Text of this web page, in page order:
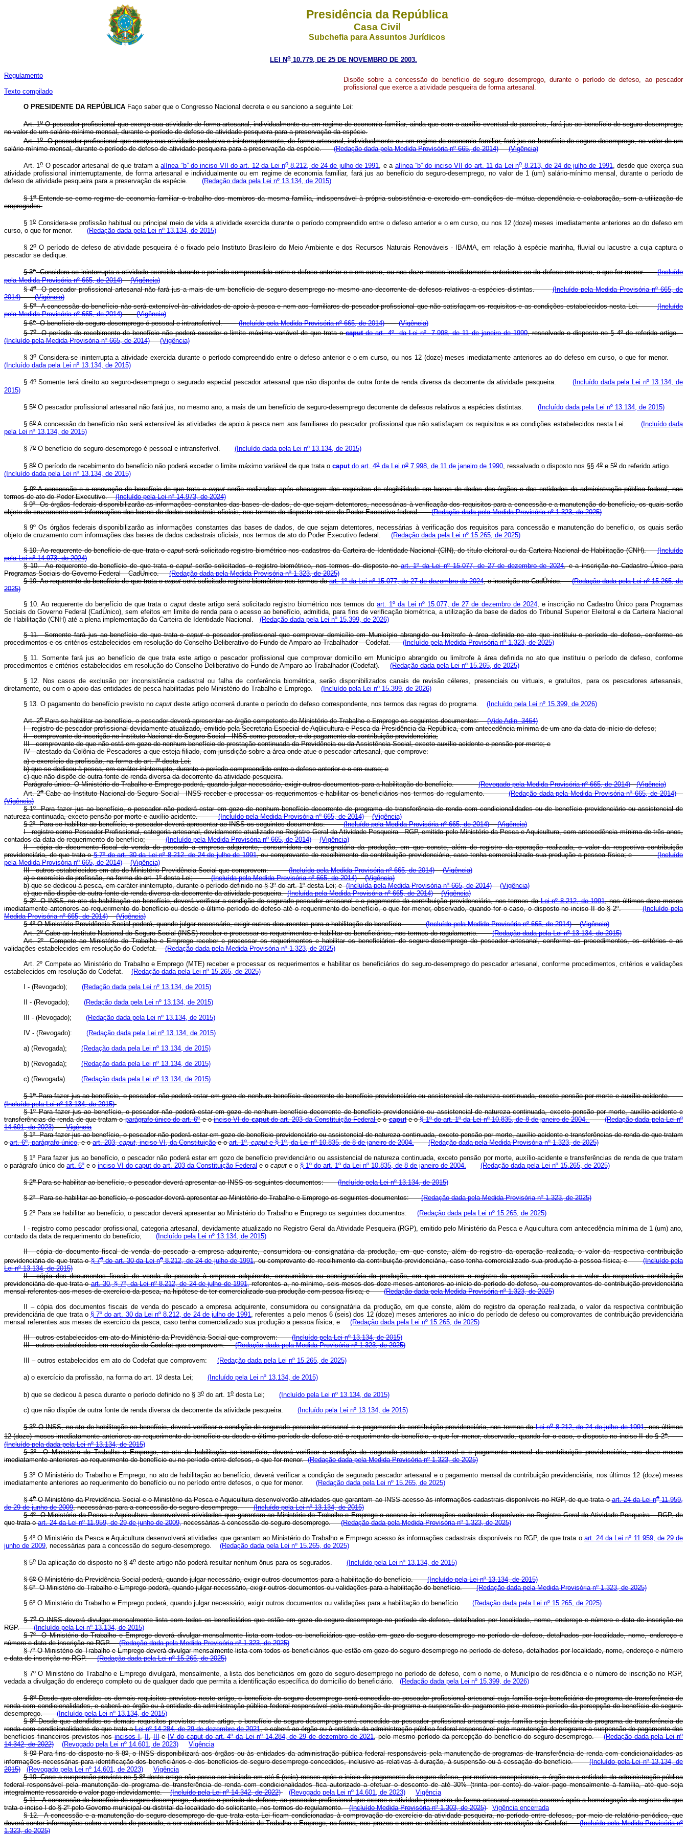
Presidência da República
Casa Civil
Subchefia para Assuntos Jurídicos
LEI No 10.779, DE 25 DE NOVEMBRO DE 2003.
Regulamento
Texto compilado
Dispõe sobre a concessão do benefício de seguro desemprego, durante o período de defeso, ao pescador
profissional que exerce a atividade pesqueira de forma artesanal.
O PRESIDENTE DA REPÚBLICA Faço saber que o Congresso Nacional decreta e eu sanciono a seguinte Lei:
Art. 1oO pescador profissional que exerça sua atividade de forma artesanal, individualmente ou em regime de economia familiar, ainda que com o auxílio eventual de parceiros, fará jus ao benefício de seguro-desemprego,
no valor de um salário-mínimo mensal, durante o período de defeso de atividade pesqueira para a preservação da espécie.
Art. 1oO pescador profissional que exerça sua atividade exclusiva e ininterruptamente, de forma artesanal, individualmente ou em regime de economia familiar, fará jus ao benefício de seguro-desemprego, no valor de um
salário-mínimo mensal, durante o período de defeso de atividade pesqueira para a preservação da espécie.(Redação dada pela Medida Provisória nº 665, de 2014) (Vigência)
Art. 1oO pescador artesanal de que tratam aalínea “b” do inciso VII do art. 12 da Lei no8.212, de 24 de julho de 1991, e a alínea “b” do inciso VII do art. 11 da Lei no8.213, de 24 de julho de 1991, desde que exerça sua
atividade profissional ininterruptamente, de forma artesanal e individualmente ou em regime de economia familiar, fará jus ao benefício do seguro-desemprego, no valor de 1 (um) salário-mínimo mensal, durante o período de
defeso de atividade pesqueira para a preservação da espécie. (Redação dada pela Lei nº 13.134, de 2015)
§ 1oEntende-se como regime de economia familiar o trabalho dos membros da mesma família, indispensável à própria subsistência e exercido em condições de mútua dependência e colaboração, sem a utilização de
empregados.
§ 1oConsidera-se profissão habitual ou principal meio de vida a atividade exercida durante o período compreendido entre o defeso anterior e o em curso, ou nos 12 (doze) meses imediatamente anteriores ao do defeso em
curso, o que for menor. (Redação dada pela Lei nº 13.134, de 2015)
§ 2oO período de defeso de atividade pesqueira é o fixado pelo Instituto Brasileiro do Meio Ambiente e dos Recursos Naturais Renováveis - IBAMA, em relação à espécie marinha, fluvial ou lacustre a cuja captura o
pescador se dedique.
§ 3oConsidera-se ininterrupta a atividade exercida durante o período compreendido entre o defeso anterior e o em curso, ou nos doze meses imediatamente anteriores ao do defeso em curso, o que for menor.(Incluído
pela Medida Provisória nº 665, de 2014)
(Vigência)
§ 4oO pescador profissional artesanal não fará jus a mais de um benefício de seguro-desemprego no mesmo ano decorrente de defesos relativos a espécies distintas.(Incluído pela Medida Provisória nº 665, de
2014)
(Vigência)
§ 5oA concessão do benefício não será extensível às atividades de apoio à pesca e nem aos familiares do pescador profissional que não satisfaçam os requisitos e as condições estabelecidos nesta Lei.(Incluído
pela Medida Provisória nº 665, de 2014)
(Vigência)
§ 6oO benefício do seguro-desemprego é pessoal e intransferível.(Incluído pela Medida Provisória nº 665, de 2014)
(Vigência)
§ 7oO período de recebimento do benefício não poderá exceder o limite máximo variável de que trata ocaputdo art. 4ºda Lei nº7.998, de 11 de janeiro de 1990,ressalvado o disposto no § 4ºdo referido artigo.
(Incluído pela Medida Provisória nº 665, de 2014)
(Vigência)
§ 3oConsidera-se ininterrupta a atividade exercida durante o período compreendido entre o defeso anterior e o em curso, ou nos 12 (doze) meses imediatamente anteriores ao do defeso em curso, o que for menor.
(Incluído dada pela Lei nº 13.134, de 2015)
§ 4oSomente terá direito ao seguro-desemprego o segurado especial pescador artesanal que não disponha de outra fonte de renda diversa da decorrente da atividade pesqueira.(Incluído dada pela Lei nº 13.134, de
2015)
§ 5o O pescador profissional artesanal não fará jus, no mesmo ano, a mais de um benefício de seguro-desemprego decorrente de defesos relativos a espécies distintas. (Incluído dada pela Lei nº 13.134, de 2015)
§ 6oA concessão do benefício não será extensível às atividades de apoio à pesca nem aos familiares do pescador profissional que não satisfaçam os requisitos e as condições estabelecidos nesta Lei. (Incluído dada
pela Lei nº 13.134, de 2015)
§ 7o O benefício do seguro-desemprego é pessoal e intransferível. (Incluído dada pela Lei nº 13.134, de 2015)
§ 8o O período de recebimento do benefício não poderá exceder o limite máximo variável de que trata ocaput do art. 4oda Lei no7.998, de 11 de janeiro de 1990, ressalvado o disposto nos §§ 4oe 5odo referido artigo.
(Incluído dada pela Lei nº 13.134, de 2015)
§ 9º A concessão e a renovação do benefício de que trata ocaputserão realizadas após checagem dos requisitos de elegibilidade em bases de dados dos órgãos e das entidades da administração pública federal, nos
termos de ato do Poder Executivo.(Incluído pela Lei nº 14.973, de 2024)
§ 9º Os órgãos federais disponibilizarão as informações constantes das bases de dados, de que sejam detentores, necessárias à verificação dos requisitos para a concessão e a manutenção do benefício, os quais serão
objeto de cruzamento com informações das bases de dados cadastrais oficiais, nos termos do disposto em ato do Poder Executivo federal.(Redação dada pela Medida Provisória nº 1.323, de 2025)
§ 9º Os órgãos federais disponibilizarão as informações constantes das bases de dados, de que sejam detentores, necessárias à verificação dos requisitos para concessão e manutenção do benefício, os quais serão
objeto de cruzamento com informações das bases de dados cadastrais oficiais, nos termos de ato do Poder Executivo federal. (Redação dada pela Lei nº 15.265, de 2025)
§ 10. Ao requerente do benefício de que trata ocaputserá solicitado registro biométrico nos cadastros da Carteira de Identidade Nacional (CIN), do título eleitoral ou da Carteira Nacional de Habilitação (CNH).(Incluído
pela Lei nº 14.973, de 2024)
§ 10. Ao requerente do benefício de que trata ocaputserão solicitados o registro biométrico, nos termos do disposto noart. 1º da Lei nº 15.077, de 27 de dezembro de 2024, e a inscrição no Cadastro Único para
Programas Sociais do Governo Federal – CadÚnico.(Redação dada pela Medida Provisória nº 1.323, de 2025)
§ 10. Ao requerente do benefício de que trata ocaputserá solicitado registro biométrico nos termos doart. 1º da Lei nº 15.077, de 27 de dezembro de 2024, e inscrição no CadÚnico.(Redação dada pela Lei nº 15.265, de
2025)
§ 10. Ao requerente do benefício de que trata o caputdeste artigo será solicitado registro biométrico nos termos doart. 1º da Lei nº 15.077, de 27 de dezembro de 2024, e inscrição no Cadastro Único para Programas
Sociais do Governo Federal (CadÚnico), sem efeitos em limite de renda para o acesso ao benefício, admitida, para fins de verificação biométrica, a utilização da base de dados do Tribunal Superior Eleitoral e da Carteira Nacional
de Habilitação (CNH) até a plena implementação da Carteira de Identidade Nacional.
(Redação dada pela Lei nº 15.399, de 2026)
§ 11. Somente fará jus ao benefício de que trata ocaputo pescador profissional que comprovar domicílio em Município abrangido ou limítrofe à área definida no ato que instituiu o período de defeso, conforme os
procedimentos e os critérios estabelecidos em resolução do Conselho Deliberativo do Fundo de Amparo ao Trabalhador – Codefat.(Incluído pela Medida Provisória nº 1.323, de 2025)
§ 11. Somente fará jus ao benefício de que trata este artigo o pescador profissional que comprovar domicílio em Município abrangido ou limítrofe à área definida no ato que instituiu o período de defeso, conforme
procedimentos e critérios estabelecidos em resolução do Conselho Deliberativo do Fundo de Amparo ao Trabalhador (Codefat). (Redação dada pela Lei nº 15.265, de 2025)
§ 12. Nos casos de exclusão por inconsistência cadastral ou falha de conferência biométrica, serão disponibilizados canais de revisão céleres, presenciais ou virtuais, e gratuitos, para os pescadores artesanais,
diretamente, ou com o apoio das entidades de pesca habilitadas pelo Ministério do Trabalho e Emprego.
(Incluído pela Lei nº 15.399, de 2026)
§ 13. O pagamento do benefício previsto no caputdeste artigo ocorrerá durante o período do defeso correspondente, nos termos das regras do programa. (Incluído pela Lei nº 15.399, de 2026)
Art. 2oPara se habilitar ao benefício, o pescador deverá apresentar ao órgão competente do Ministério do Trabalho e Emprego os seguintes documentos:(Vide Adin 3464)
I - registro de pescador profissional devidamente atualizado, emitido pela Secretaria Especial de Aqüicultura e Pesca da Presidência da República, com antecedência mínima de um ano da data do início do defeso;
II - comprovante de inscrição no Instituto Nacional do Seguro Social - INSS como pescador, e do pagamento da contribuição previdenciária;
III - comprovante de que não está em gozo de nenhum benefício de prestação continuada da Previdência ou da Assistência Social, exceto auxílio acidente e pensão por morte; e
IV - atestado da Colônia de Pescadores a que esteja filiado, com jurisdição sobre a área onde atue o pescador artesanal, que comprove:
a) o exercício da profissão, na forma do art. lodesta Lei;
b) que se dedicou à pesca, em caráter ininterrupto, durante o período compreendido entre o defeso anterior e o em curso; e
c) que não dispõe de outra fonte de renda diversa da decorrente da atividade pesqueira.
Parágrafo único. O Ministério do Trabalho e Emprego poderá, quando julgar necessário, exigir outros documentos para a habilitação do benefício.(Revogado pela Medida Provisória nº 665, de 2014)
(Vigência)
Art. 2oCabe ao Instituto Nacional do Seguro Social - INSS receber e processar os requerimentos e habilitar os beneficiários nos termos do regulamento.(Redação dada pela Medida Provisória nº 665, de 2014)
(Vigência)
§ 1ºPara fazer jus ao benefício, o pescador não poderá estar em gozo de nenhum benefício decorrente de programa de transferência de renda com condicionalidades ou de benefício previdenciário ou assistencial de
natureza continuada, exceto pensão por morte e auxílio-acidente.(Incluído pela Medida Provisória nº 665, de 2014)
(Vigência)
§ 2ºPara se habilitar ao benefício, o pescador deverá apresentar ao INSS os seguintes documentos:(Incluído pela Medida Provisória nº 665, de 2014)
(Vigência)
I - registro como Pescador Profissional, categoria artesanal, devidamente atualizado no Registro Geral da Atividade Pesqueira - RGP, emitido pelo Ministério da Pesca e Aquicultura, com antecedência mínima de três anos,
contados da data do requerimento do benefício;(Incluído pela Medida Provisória nº 665, de 2014)
(Vigência)
II - cópia do documento fiscal de venda do pescado a empresa adquirente, consumidora ou consignatária da produção, em que conste, além do registro da operação realizada, o valor da respectiva contribuição
previdenciária, de que trata o§ 7ºdo art. 30 da Lei nº8.212, de 24 de julho de 1991, ou comprovante do recolhimento da contribuição previdenciária, caso tenha comercializado sua produção a pessoa física; e(Incluído
pela Medida Provisória nº 665, de 2014)
(Vigência)
III - outros estabelecidos em ato do Ministério Previdência Social que comprovem:(Incluído pela Medida Provisória nº 665, de 2014)
(Vigência)
a) o exercício da profissão, na forma do art. 1ºdesta Lei;(Incluída pela Medida Provisória nº 665, de 2014)
(Vigência)
b) que se dedicou à pesca, em caráter ininterrupto, durante o período definido no § 3º do art. 1ºdesta Lei; e(Incluída pela Medida Provisória nº 665, de 2014)
(Vigência)
c) que não dispõe de outra fonte de renda diversa da decorrente da atividade pesqueira.(Incluída pela Medida Provisória nº 665, de 2014)
(Vigência)
§ 3ºO INSS, no ato da habilitação ao benefício, deverá verificar a condição de segurado pescador artesanal e o pagamento da contribuição previdenciária, nos termos daLei nº8.212, de 1991, nos últimos doze meses
imediatamente anteriores ao requerimento do benefício ou desde o último período de defeso até o requerimento do benefício, o que for menor, observado, quando for o caso, o disposto no inciso II do § 2º.(Incluído pela
Medida Provisória nº 665, de 2014)
(Vigência)
§ 4ºO Ministério Previdência Social poderá, quando julgar necessário, exigir outros documentos para a habilitação do benefício. (Incluído pela Medida Provisória nº 665, de 2014)
(Vigência)
Art. 2oCabe ao Instituto Nacional do Seguro Social (INSS) receber e processar os requerimentos e habilitar os beneficiários, nos termos do regulamento.(Redação dada pela Lei nº 13.134, de 2015)
Art. 2º Compete ao Ministério do Trabalho e Emprego receber e processar os requerimentos e habilitar os beneficiários do seguro-desemprego do pescador artesanal, conforme os procedimentos, os critérios e as
validações estabelecidos em resolução do Codefat.(Redação dada pela Medida Provisória nº 1.323, de 2025)
Art. 2º Compete ao Ministério do Trabalho e Emprego (MTE) receber e processar os requerimentos e habilitar os beneficiários do seguro-desemprego do pescador artesanal, conforme procedimentos, critérios e validações
estabelecidos em resolução do Codefat. (Redação dada pela Lei nº 15.265, de 2025)
I - (Revogado); (Redação dada pela Lei nº 13.134, de 2015)
II - (Revogado); (Redação dada pela Lei nº 13.134, de 2015)
III - (Revogado); (Redação dada pela Lei nº 13.134, de 2015)
IV - (Revogado): (Redação dada pela Lei nº 13.134, de 2015)
a) (Revogada); (Redação dada pela Lei nº 13.134, de 2015)
b) (Revogada); (Redação dada pela Lei nº 13.134, de 2015)
c) (Revogada). (Redação dada pela Lei nº 13.134, de 2015)
§ 1oPara fazer jus ao benefício, o pescador não poderá estar em gozo de nenhum benefício decorrente de benefício previdenciário ou assistencial de natureza continuada, exceto pensão por morte e auxílio-acidente.
(Incluído pela Lei nº 13.134, de 2015)
§ 1º Para fazer jus ao benefício, o pescador não poderá estar em gozo de nenhum benefício decorrente de benefício previdenciário ou assistencial de natureza continuada, exceto pensão por morte, auxílio-acidente e
transferências de renda de que tratam oparágrafo único do art. 6ºe oinciso VI docaputdo art. 203 da Constituição Federale ocapute o§ 1º do art. 1º da Lei nº 10.835, de 8 de janeiro de 2004.
(Redação dada pela Lei nº
14.601, de 2023)
Vigência
§ 1º Para fazer jus ao benefício, o pescador não poderá estar em gozo de benefício previdenciário ou assistencial de natureza continuada, exceto pensão por morte, auxílio-acidente e transferências de renda de que tratam
oart. 6º, parágrafo único, e oart. 203,caput, inciso VI, da Constituiçãoe oart. 1º,capute § 1º, da Lei nº 10.835, de 8 de janeiro de 2004.
(Redação dada pela Medida Provisória nº 1.323, de 2025)
§ 1º Para fazer jus ao benefício, o pescador não poderá estar em gozo de benefício previdenciário ou assistencial de natureza continuada, exceto pensão por morte, auxílio-acidente e transferências de renda de que tratam
o parágrafo único do art. 6º e o inciso VI do caput do art. 203 da Constituição Federal e o caput e o § 1º do art. 1º da Lei nº 10.835, de 8 de janeiro de 2004. (Redação dada pela Lei nº 15.265, de 2025)
§ 2oPara se habilitar ao benefício, o pescador deverá apresentar ao INSS os seguintes documentos:(Incluído pela Lei nº 13.134, de 2015)
§ 2º Para se habilitar ao benefício, o pescador deverá apresentar ao Ministério do Trabalho e Emprego os seguintes documentos:(Redação dada pela Medida Provisória nº 1.323, de 2025)
§ 2º Para se habilitar ao benefício, o pescador deverá apresentar ao Ministério do Trabalho e Emprego os seguintes documentos: (Redação dada pela Lei nº 15.265, de 2025)
I - registro como pescador profissional, categoria artesanal, devidamente atualizado no Registro Geral da Atividade Pesqueira (RGP), emitido pelo Ministério da Pesca e Aquicultura com antecedência mínima de 1 (um) ano,
contado da data de requerimento do benefício; (Incluído pela Lei nº 13.134, de 2015)
II - cópia do documento fiscal de venda do pescado a empresa adquirente, consumidora ou consignatária da produção, em que conste, além do registro da operação realizada, o valor da respectiva contribuição
previdenciária de que trata o§ 7odo art. 30 da Lei no8.212, de 24 de julho de 1991, ou comprovante de recolhimento da contribuição previdenciária, caso tenha comercializado sua produção a pessoa física; e(Incluído pela
Lei nº 13.134, de 2015)
II - cópia dos documentos fiscais de venda do pescado à empresa adquirente, consumidora ou consignatária da produção, em que constem o registro da operação realizada e o valor da respectiva contribuição
previdenciária de que trata oart. 30, § 7º, da Lei nº 8.212, de 24 de julho de 1991,referentes a, no mínimo, seis meses dos doze meses anteriores ao início do período de defeso, ou comprovantes de contribuição previdenciária
mensal referentes aos meses de exercício da pesca, na hipótese de ter comercializado sua produção com pessoa física; e(Redação dada pela Medida Provisória nº 1.323, de 2025)
II – cópia dos documentos fiscais de venda do pescado a empresa adquirente, consumidora ou consignatária da produção, em que conste, além do registro da operação realizada, o valor da respectiva contribuição
previdenciária de que trata o § 7º do art. 30 da Lei nº 8.212, de 24 de julho de 1991, referentes a pelo menos 6 (seis) dos 12 (doze) meses anteriores ao início do período de defeso ou comprovantes de contribuição previdenciária
mensal referentes aos meses de exercício da pesca, caso tenha comercializado sua produção a pessoa física; e (Redação dada pela Lei nº 15.265, de 2025)
III - outros estabelecidos em ato do Ministério da Previdência Social que comprovem:(Incluído pela Lei nº 13.134, de 2015)
III - outros estabelecidos em resolução do Codefat que comprovem:(Redação dada pela Medida Provisória nº 1.323, de 2025)
III – outros estabelecidos em ato do Codefat que comprovem: (Redação dada pela Lei nº 15.265, de 2025)
a) o exercício da profissão, na forma do art. 1o desta Lei; (Incluído pela Lei nº 13.134, de 2015)
b) que se dedicou à pesca durante o período definido no § 3o do art. 1 o desta Lei; (Incluído pela Lei nº 13.134, de 2015)
c) que não dispõe de outra fonte de renda diversa da decorrente da atividade pesqueira. (Incluído pela Lei nº 13.134, de 2015)
§ 3oO INSS, no ato de habilitação ao benefício, deverá verificar a condição de segurado pescador artesanal e o pagamento da contribuição previdenciária, nos termos daLei no8.212, de 24 de julho de 1991, nos últimos
12 (doze) meses imediatamente anteriores ao requerimento do benefício ou desde o último período de defeso até o requerimento do benefício, o que for menor, observado, quando for o caso, o disposto no inciso II do § 2o.
(Incluído pela dada pela Lei nº 13.134, de 2015)
§ 3º O Ministério do Trabalho e Emprego, no ato de habilitação ao benefício, deverá verificar a condição de segurado pescador artesanal e o pagamento mensal da contribuição previdenciária, nos doze meses
imediatamente anteriores ao requerimento do benefício ou no período entre defesos, o que for menor.(Redação dada pela Medida Provisória nº 1.323, de 2025)
§ 3º O Ministério do Trabalho e Emprego, no ato de habilitação ao benefício, deverá verificar a condição de segurado pescador artesanal e o pagamento mensal da contribuição previdenciária, nos últimos 12 (doze) meses
imediatamente anteriores ao requerimento do benefício ou no período entre defesos, o que for menor. (Redação dada pela Lei nº 15.265, de 2025)
§ 4oO Ministério da Previdência Social e o Ministério da Pesca e Aquicultura desenvolverão atividades que garantam ao INSS acesso às informações cadastrais disponíveis no RGP, de que trata oart. 24 da Lei no11.959,
de 29 de junho de 2009, necessárias para a concessão do seguro-desemprego.(Incluído pela Lei nº 13.134, de 2015)
§ 4º O Ministério da Pesca e Aquicultura desenvolverá atividades que garantam ao Ministério do Trabalho e Emprego o acesso às informações cadastrais disponíveis no Registro Geral da Atividade Pesqueira – RGP, de
que trata oart. 24 da Lei nº 11.959, de 29 de junho de 2009,necessárias à concessão do seguro-desemprego.(Redação dada pela Medida Provisória nº 1.323, de 2025)
§ 4º O Ministério da Pesca e Aquicultura desenvolverá atividades que garantam ao Ministério do Trabalho e Emprego acesso às informações cadastrais disponíveis no RGP, de que trata o art. 24 da Lei nº 11.959, de 29 de
junho de 2009 , necessárias para a concessão do seguro-desemprego. (Redação dada pela Lei nº 15.265, de 2025)
§ 5o Da aplicação do disposto no § 4o deste artigo não poderá resultar nenhum ônus para os segurados. (Incluído pela Lei nº 13.134, de 2015)
§ 6oO Ministério da Previdência Social poderá, quando julgar necessário, exigir outros documentos para a habilitação do benefício.(Incluído pela Lei nº 13.134, de 2015)
§ 6º O Ministério do Trabalho e Emprego poderá, quando julgar necessário, exigir outros documentos ou validações para a habilitação do benefício.(Redação dada pela Medida Provisória nº 1.323, de 2025)
§ 6º O Ministério do Trabalho e Emprego poderá, quando julgar necessário, exigir outros documentos ou validações para a habilitação do benefício. (Redação dada pela Lei nº 15.265, de 2025)
§ 7oO INSS deverá divulgar mensalmente lista com todos os beneficiários que estão em gozo do seguro-desemprego no período de defeso, detalhados por localidade, nome, endereço e número e data de inscrição no
RGP.(Incluído pela Lei nº 13.134, de 2015)
§ 7º O Ministério do Trabalho e Emprego deverá divulgar mensalmente lista com todos os beneficiários que estão em gozo do seguro-desemprego no período de defeso, detalhados por localidade, nome, endereço e
número e data de inscrição no RGP.(Redação dada pela Medida Provisória nº 1.323, de 2025)
§ 7º O Ministério do Trabalho e Emprego deverá divulgar mensalmente lista com todos os beneficiários que estão em gozo do seguro-desemprego no período de defeso, detalhados por localidade, nome, endereço e número
e data de inscrição no RGP.(Redação dada pela Lei nº 15.265, de 2025)
§ 7º O Ministério do Trabalho e Emprego divulgará, mensalmente, a lista dos beneficiários em gozo do seguro-desemprego no período de defeso, com o nome, o Município de residência e o número de inscrição no RGP,
vedada a divulgação do endereço completo ou de qualquer dado que permita a identificação específica do domicílio do beneficiário.
(Redação dada pela Lei nº 15.399, de 2026)
§ 8oDesde que atendidos os demais requisitos previstos neste artigo, o benefício de seguro-desemprego será concedido ao pescador profissional artesanal cuja família seja beneficiária de programa de transferência de
renda com condicionalidades, e caberá ao órgão ou à entidade da administração pública federal responsável pela manutenção do programa a suspensão do pagamento pelo mesmo período da percepção do benefício de seguro-
desemprego.(Incluído pela Lei nº 13.134, de 2015)
§ 8ºDesde que atendidos os demais requisitos previstos neste artigo, o benefício de seguro-desemprego será concedido ao pescador profissional artesanal cuja família seja beneficiária do programa de transferência de
renda com condicionalidades de que trata aLei nº 14.284, de 29 de dezembro de 2021, e caberá ao órgão ou à entidade da administração pública federal responsável pela manutenção do programa a suspensão do pagamento dos
benefícios financeiros previstos nosincisos I,II,IIIeIV do caput do art. 4º da Lei nº 14.284, de 29 de dezembro de 2021, pelo mesmo período da percepção do benefício do seguro-desemprego.
(Redação dada pela Lei nº
14.342, de 2022)
(Revogado pela Lei nº 14.601, de 2023)
Vigência
§ 9oPara fins do disposto no § 8o, o INSS disponibilizará aos órgãos ou às entidades da administração pública federal responsáveis pela manutenção de programas de transferência de renda com condicionalidades as
informações necessárias para identificação dos beneficiários e dos benefícios de seguro-desemprego concedidos, inclusive as relativas à duração, à suspensão ou à cessação do benefício.(Incluído pela Lei nº 13.134, de
2015)
(Revogado pela Lei nº 14.601, de 2023)
Vigência
§ 10. Caso a suspensão prevista no § 8º deste artigo não possa ser iniciada em até 6 (seis) meses após o início do pagamento do seguro-defeso, por motivos excepcionais, o órgão ou a entidade da administração pública
federal responsável pela manutenção do programa de transferência de renda com condicionalidades fica autorizado a efetuar o desconto de até 30% (trinta por cento) do valor pago mensalmente à família, até que seja
integralmente ressarcido o valor pago indevidamente.
(Incluído pela Lei nº 14.342, de 2022) (Revogado pela Lei nº 14.601, de 2023)
Vigência
§ 11. Aconcessãodo benefício de seguro-desemprego, durante o período de defeso, ao pescador profissional que exerce a atividade pesqueira de forma artesanal somente ocorrerá após a homologação do registro de que
trata o inciso I do § 2º pelo Governo municipal ou distrital da localidade do solicitante, nos termos do regulamento.(Incluído Medida Provisória nº 1.303, de 2025)
Vigência encerrada
§ 12. A concessão e a manutenção do seguro-desemprego de que trata esta Lei ficam condicionadas à comprovação do exercício da atividade pesqueira, no período entre defesos, por meio de relatório periódico, que
deverá conter informações sobre a venda do pescado, a ser submetido ao Ministério do Trabalho e Emprego, na forma, nos prazos e com os critérios estabelecidos em resolução do Codefat.(Incluído pela Medida Provisória nº
1.323, de 2025)